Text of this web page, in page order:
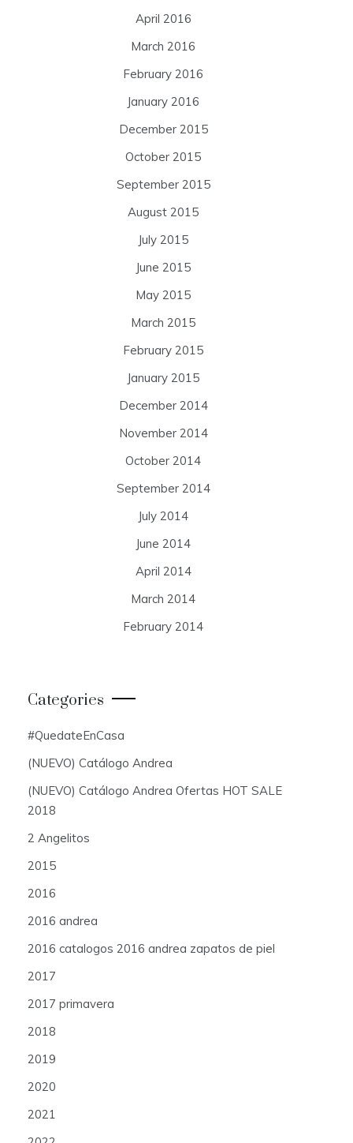
April 2016
March 2016
February 2016
January 2016
December 2015
October 2015
September 2015
August 2015
July 2015
June 2015
May 2015
March 2015
February 2015
January 2015
December 2014
November 2014
October 2014
September 2014
July 2014
June 2014
April 2014
March 2014
February 2014
Categories
#QuedateEnCasa
(NUEVO) Catálogo Andrea
(NUEVO) Catálogo Andrea Ofertas HOT SALE
2018
2 Angelitos
2015
2016
2016 andrea
2016 catalogos 2016 andrea zapatos de piel
2017
2017 primavera
2018
2019
2020
2021